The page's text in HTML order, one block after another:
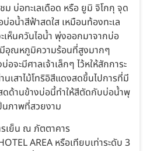
บ่อทะเลเดือด หรือ ยูมิ จิโกกุ จุด
อน้ำสีฟ้าสดใส เหมือนท้องทะเล
ะเห็นควันไอน้ำ พุ่งออกมาจากบ่อ
อุณหภูมิความร้อนที่สูงมากๆ
จะมีศาลเจ้าเล็กๆ ไว้หให้สักการะ
นเสาไม้โทริอิสีแดงสดขึ้นไปการที่มี
ดด้านข้างบ่อนี้ทำให้สีตัดกับบ่อน้ำพุ
นภาพที่สวยงาม
รเย็น ณ ภัตตาคาร
AREA หรือเทียบเท่าระดับ 3